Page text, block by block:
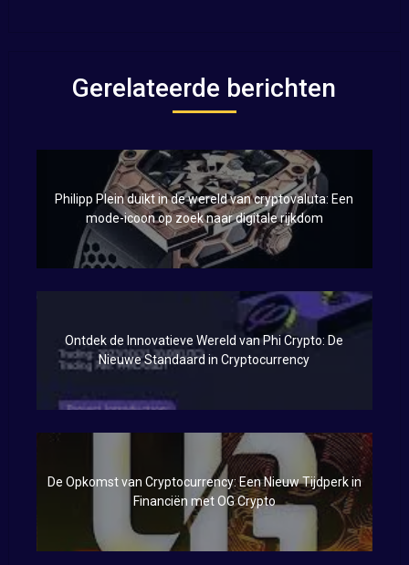
Gerelateerde berichten
Philipp Plein duikt in de wereld van cryptovaluta: Een
mode-icoon op zoek naar digitale rijkdom
Ontdek de Innovatieve Wereld van Phi Crypto: De
Nieuwe Standaard in Cryptocurrency
De Opkomst van Cryptocurrency: Een Nieuw Tijdperk in
Financiën met OG Crypto